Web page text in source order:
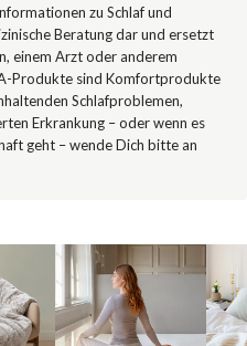
zu Schlaf und
Beratung dar und ersetzt
einem Arzt oder anderem
Produkte sind Komfortprodukte
Schlafproblemen,
Erkrankung – oder wenn es
geht – wende Dich bitte an